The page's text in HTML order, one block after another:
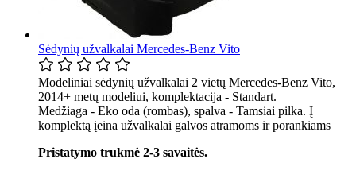
Sėdynių užvalkalai Mercedes-Benz Vito
Modeliniai sėdynių užvalkalai 2 vietų Mercedes-Benz Vito,
2014+ metų modeliui, komplektacija - Standart.
Medžiaga - Eko oda (rombas), spalva - Tamsiai pilka. Į
komplektą įeina užvalkalai galvos atramoms ir porankiams
Pristatymo trukmė 2-3 savaitės.